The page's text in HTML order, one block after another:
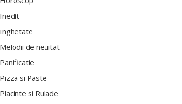
Inedit
Inghetate
Melodii de neuitat
Panificatie
Pizza si Paste
Placinte si Rulade